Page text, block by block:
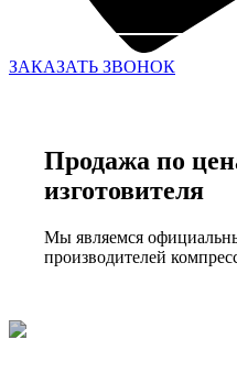
ЗАКАЗАТЬ ЗВОНОК
Продажа по
изготовителя
Мы являемся
производителей